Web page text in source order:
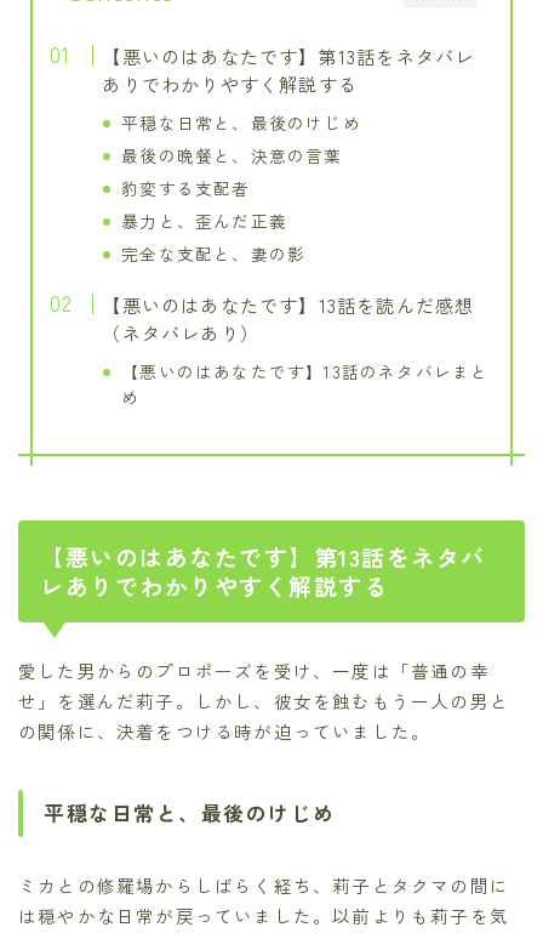
【悪いのはあなたです】第13話をネタバレ
ありでわかりやすく解説する
平穏な日常と、最後のけじめ
最後の晩餐と、決意の言葉
豹変する支配者
暴力と、歪んだ正義
完全な支配と、妻の影
【悪いのはあなたです】13話を読んだ感想
（ネタバレあり）
【悪いのはあなたです】13話のネタバレまと
め
【悪いのはあなたです】第13話をネタバ
レありでわかりやすく解説する
愛した男からのプロポーズを受け、一度は「普通の幸
せ」を選んだ莉子。しかし、彼女を蝕むもう一人の男と
の関係に、決着をつける時が迫っていました。
平穏な日常と、最後のけじめ
ミカとの修羅場からしばらく経ち、莉子とタクマの間に
は穏やかな日常が戻っていました。以前よりも莉子を気